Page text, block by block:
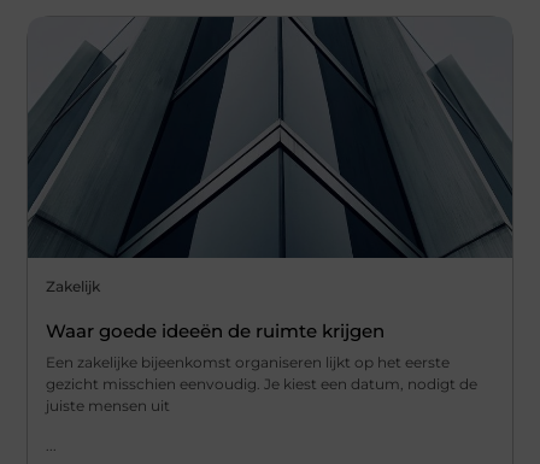
Zakelijk
Waar goede ideeën de ruimte krijgen
Een zakelijke bijeenkomst organiseren lijkt op het eerste
gezicht misschien eenvoudig. Je kiest een datum, nodigt de
juiste mensen uit